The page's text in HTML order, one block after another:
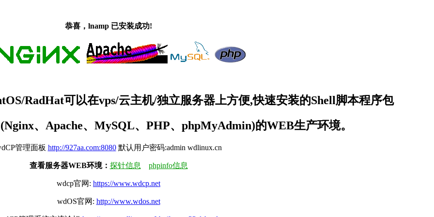
恭喜，lnamp 已安装成功!
RadHat可以在vps/云主机/独立服务器上方便,快速安装的Shell脚本程序包
、Apache、MySQL、PHP、phpMyAdmin)的WEB生产环境。
管理面板 http://927aa.com:8080默认用户密码:admin wdlinux.cn
查看服务器WEB环境： 探针信息 phpinfo信息
wdcp官网: https://www.wdcp.net
wdOS官网: http://www.wdos.net